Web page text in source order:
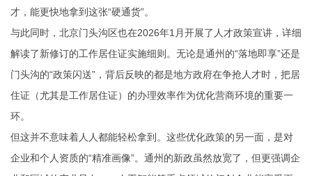
才，能更快地拿到这张“硬通货”。
与此同时，北京门头沟区也在2026年1月开展了人才政策宣讲，详细
解读了新修订的工作居住证实施细则。无论是通州的“落地即享”还是
门头沟的“政策闪送”，背后反映的都是地方政府在争抢人才时，把居
住证（尤其是工作居住证）的办理效率作为优化营商环境的重要一
环。
但这并不意味着人人都能轻松拿到。这些优化政策的另一面，是对
企业和个人资质的“精准画像”。通州的新政虽然放宽了，但更强调企